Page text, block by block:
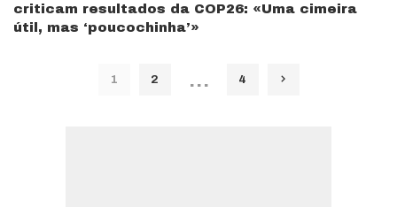
criticam resultados da COP26: «Uma cimeira
útil, mas ‘poucochinha’»
1 2 … 4